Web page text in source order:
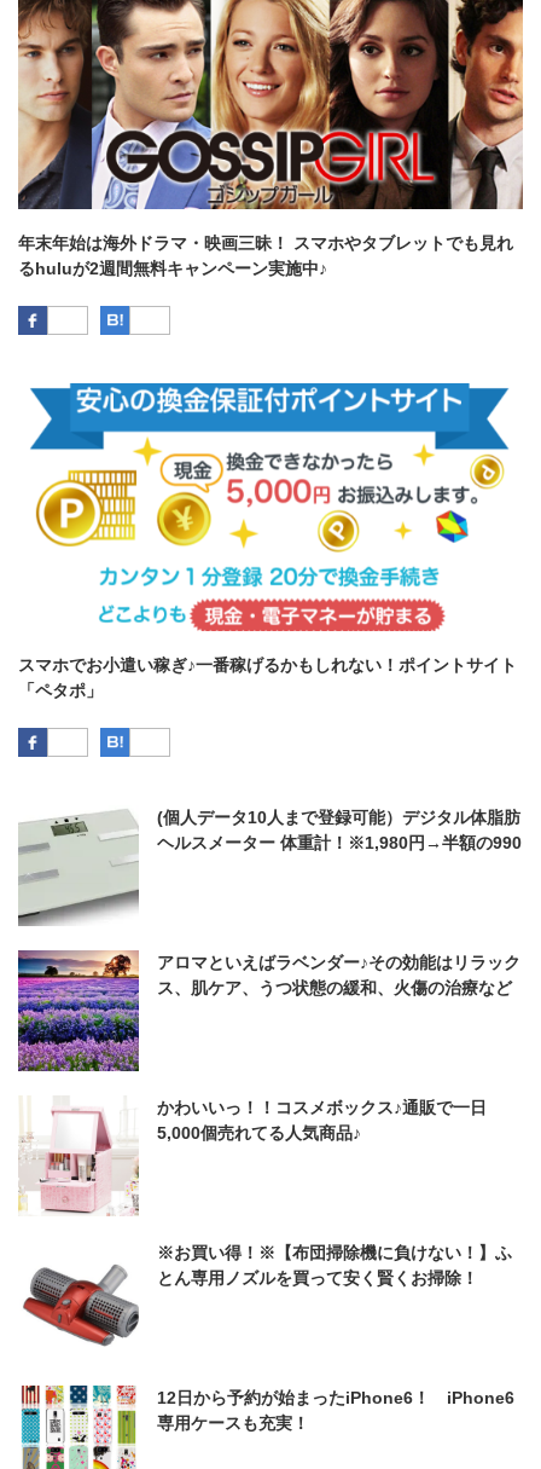
年末年始は海外ドラマ・映画三昧！ スマホやタブレットでも見れ
るhuluが2週間無料キャンペーン実施中♪
Facebook
スマホでお小遣い稼ぎ♪一番稼げるかもしれない！ポイントサイト
「ペタポ」
Facebook
(個人データ10人まで登録可能）デジタル体脂肪
ヘルスメーター 体重計！※1,980円→半額の990
アロマといえばラベンダー♪その効能はリラック
ス、肌ケア、うつ状態の緩和、火傷の治療など
かわいいっ！！コスメボックス♪通販で一日
5,000個売れてる人気商品♪
※お買い得！※【布団掃除機に負けない！】ふ
とん専用ノズルを買って安く賢くお掃除！
12日から予約が始まったiPhone6！ iPhone6
専用ケースも充実！